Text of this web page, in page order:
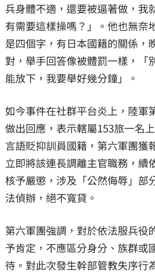
兵身體不適，還要被逼著做，我
有需要這樣操嗎？」。他也無奈
是四個字，有日本國籍的關係，
對，舉手回答像被體罰一樣，「
能放下，我要舉好幾分鐘」。
如今事件在社群平台炎上，陸軍
做出回應，表示轄屬153旅一名
言語貶抑訓員國籍，第六軍團獲
立即將該連長調離主官職務，續
核予嚴懲，涉及「公然侮辱」部
法偵辦，絕不寬貸。
第六軍團強調，對於依法服兵役
予肯定，不應區分身分、族群或
待。對此次發生幹部管教失序行